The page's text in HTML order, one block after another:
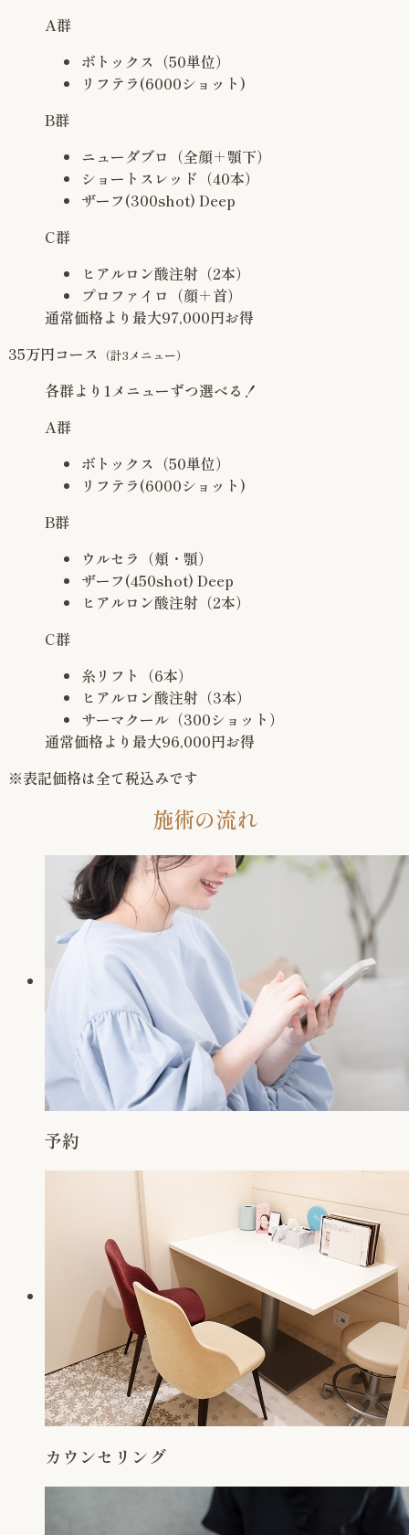
A群
ボトックス（50単位）
リフテラ(6000ショット)
B群
ニューダブロ（全顔＋顎下）
ショートスレッド（40本）
ザーフ(300shot) Deep
C群
ヒアルロン酸注射（2本）
プロファイロ（顔＋首）
通常価格より最大97,000円お得
35万円コース
（計3メニュー）
各群より1メニューずつ選べる！
A群
ボトックス（50単位）
リフテラ(6000ショット)
B群
ウルセラ（頬・顎）
ザーフ(450shot) Deep
ヒアルロン酸注射（2本）
C群
糸リフト（6本）
ヒアルロン酸注射（3本）
サーマクール（300ショット）
通常価格より最大96,000円お得
※表記価格は全て税込みです
施術の流れ
予約
カウンセリング